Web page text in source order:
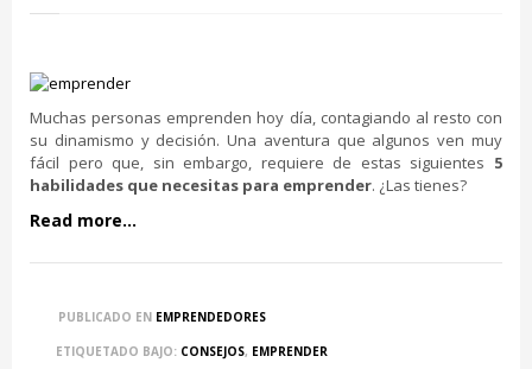
Muchas personas emprenden hoy día, contagiando al resto con
su dinamismo y decisión. Una aventura que algunos ven muy
fácil pero que, sin embargo, requiere de estas siguientes 5
habilidades que necesitas para emprender. ¿Las tienes?
Read more...
PUBLICADO EN EMPRENDEDORES
ETIQUETADO BAJO: CONSEJOS, EMPRENDER